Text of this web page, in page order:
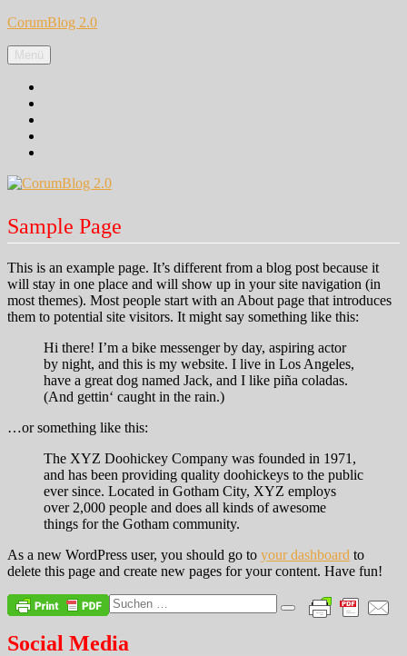
Zum
springen
CorumBlog 2.0
Menü
Sample Page
This is an example page. It’s different from a blog post because it
will stay in one place and will show up in your site navigation (in
most themes). Most people start with an About page that introduces
them to potential site visitors. It might say something like this:
Hi there! I’m a bike messenger by day, aspiring actor
by night, and this is my website. I live in Los Angeles,
have a great dog named Jack, and I like piña coladas.
(And gettin‘ caught in the rain.)
…or something like this:
The XYZ Doohickey Company was founded in 1971,
and has been providing quality doohickeys to the public
ever since. Located in Gotham City, XYZ employs
over 2,000 people and does all kinds of awesome
things for the Gotham community.
As a new WordPress user, you should go to your dashboard to
delete this page and create new pages for your content. Have fun!
Suche
nach:
Suchen
Social Media